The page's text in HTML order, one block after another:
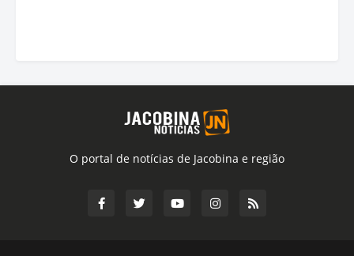
O portal de notícias de Jacobina e região